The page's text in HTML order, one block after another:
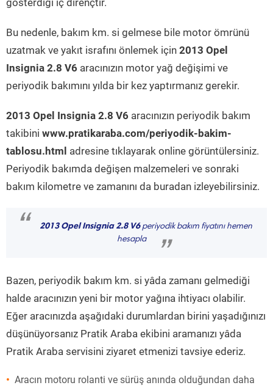
gösterdiği iç dirençtir.
Bu nedenle, bakım km. si gelmese bile motor ömrünü
uzatmak ve yakıt israfını önlemek için 2013 Opel
Insignia 2.8 V6 aracınızın motor yağ değişimi ve
periyodik bakımını yılda bir kez yaptırmanız gerekir.
2013 Opel Insignia 2.8 V6 aracınızın periyodik bakım
takibini www.pratikaraba.com/periyodik-bakim-
tablosu.html adresine tıklayarak online görüntülersiniz.
Periyodik bakımda değişen malzemeleri ve sonraki
bakım kilometre ve zamanını da buradan izleyebilirsiniz.
“ 2013 Opel Insignia 2.8 V6periyodik bakım fiyatını hemen
hesapla
”
Bazen, periyodik bakım km. si yâda zamanı gelmediği
halde aracınızın yeni bir motor yağına ihtiyacı olabilir.
Eğer aracınızda aşağıdaki durumlardan birini yaşadığınızı
düşünüyorsanız Pratik Araba ekibini aramanızı yâda
Pratik Araba servisini ziyaret etmenizi tavsiye ederiz.
Aracın motoru rolanti ve sürüş anında olduğundan daha